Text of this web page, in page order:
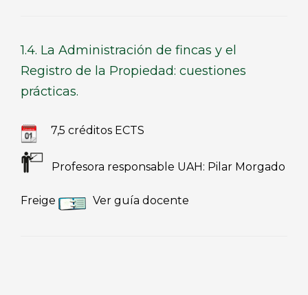
1.4. La Administración de fincas y el
Registro de la Propiedad: cuestiones
prácticas.
7,5 créditos ECTS
Profesora responsable UAH: Pilar Morgado
Freige Ver guía docente